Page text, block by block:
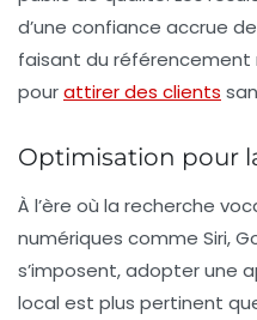
d’une confiance accrue
faisant du
pourattirer des clients
Optimisation pour
À l’ère où la recherche
numériques comme Siri,
s’imposent, adopter une
local est plus pertinent